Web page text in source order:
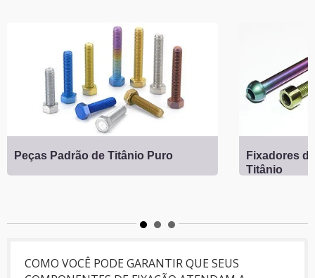
Peças Padrão de Titânio Puro
Fixadores
Titânio
COMO VOCÊ PODE GARANTIR QUE SEUS